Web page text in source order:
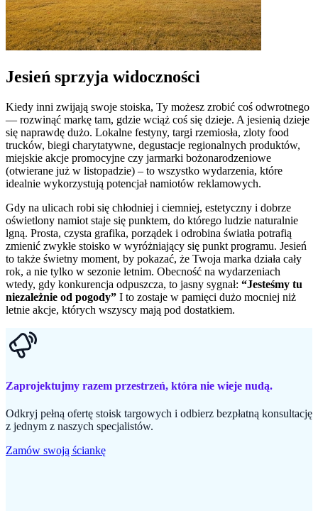
Jesień sprzyja widoczności
Kiedy inni zwijają swoje stoiska, Ty możesz zrobić coś odwrotnego
— rozwinąć markę tam, gdzie wciąż coś się dzieje. A jesienią dzieje
się naprawdę dużo. Lokal­ne festyny, targi rzemiosła, zloty food
trucków, biegi charytatywne, degustacje regionalnych produktów,
miejskie akcje promocyjne czy jarmarki bożonarodzeniowe
(otwierane już w listopadzie) – to wszystko wydarzenia, które
idealnie wykorzystują potencjał namiotów reklamowych.
Gdy na ulicach robi się chłodniej i ciemniej, estetyczny i dobrze
oświetlony namiot staje się punktem, do którego ludzie naturalnie
lgną. Prosta, czysta grafika, porządek i odrobina światła potrafią
zmienić zwykłe stoisko w wyróżniający się punkt programu. Jesień
to także świetny moment, by pokazać, że Twoja marka działa cały
rok, a nie tylko w sezonie letnim. Obecność na wydarzeniach
wtedy, gdy konkurencja odpuszcza, to jasny sygnał: “Jesteśmy tu
niezależnie od pogody” I to zostaje w pamięci dużo mocniej niż
letnie akcje, których wszyscy mają pod dostatkiem.
Zaprojektujmy razem przestrzeń, która nie wieje nudą.
Odkryj pełną ofertę stoisk targowych i odbierz bezpłatną konsultację
z jednym z naszych specjalistów.
Zamów swoją ściankę